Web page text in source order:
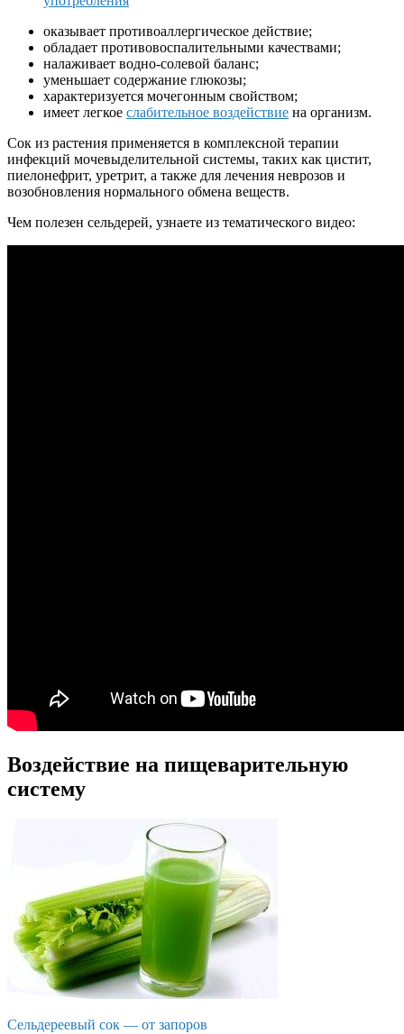
оказывает противоаллергическое действие;
обладает противовоспалительными качествами;
налаживает водно-солевой баланс;
уменьшает содержание глюкозы;
характеризуется мочегонным свойством;
имеет легкое слабительное воздействие на организм.
Сок из растения применяется в комплексной терапии
инфекций мочевыделительной системы, таких как цистит,
пиелонефрит, уретрит, а также для лечения неврозов и
возобновления нормального обмена веществ.
Чем полезен сельдерей, узнаете из тематического видео:
Воздействие на пищеварительную
систему
Сельдереевый сок — от запоров